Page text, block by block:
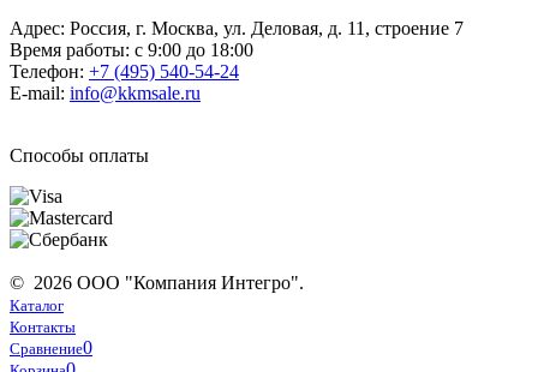
Адрес: Россия, г. Москва, ул. Деловая, д. 11, строение 7
Время работы: с 9:00 до 18:00
Телефон: +7 (495) 540-54-24
E-mail: info@kkmsale.ru
Способы оплаты
© 2026 ООО "Компания Интегро".
Каталог
Контакты
Сравнение0